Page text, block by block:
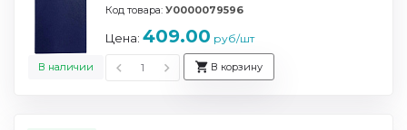
В наличии
Код товара: У0000079596
Цена: 409.00 руб/шт
В корзину